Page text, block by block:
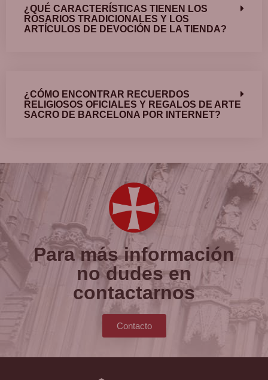
¿QUÉ CARACTERÍSTICAS TIENEN LOS
ROSARIOS TRADICIONALES Y LOS
ARTÍCULOS DE DEVOCIÓN DE LA TIENDA?
¿CÓMO ENCONTRAR RECUERDOS
RELIGIOSOS OFICIALES Y REGALOS DE ARTE
SACRO DE BARCELONA POR INTERNET?
Para más información
no dudes en
contactarnos
Contacto